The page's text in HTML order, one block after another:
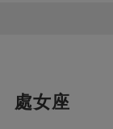
處女座